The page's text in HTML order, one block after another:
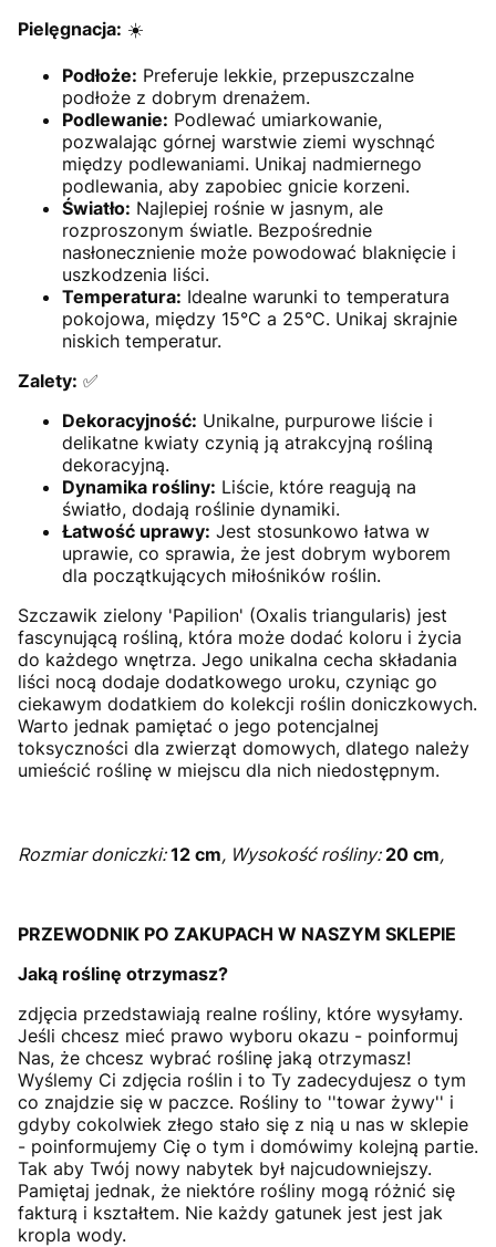
Pielęgnacja: ☀️
Podłoże: Preferuje lekkie, przepuszczalne
podłoże z dobrym drenażem.
Podlewanie: Podlewać umiarkowanie,
pozwalając górnej warstwie ziemi wyschnąć
między podlewaniami. Unikaj nadmiernego
podlewania, aby zapobiec gnicie korzeni.
Światło: Najlepiej rośnie w jasnym, ale
rozproszonym światle. Bezpośrednie
nasłonecznienie może powodować blaknięcie i
uszkodzenia liści.
Temperatura: Idealne warunki to temperatura
pokojowa, między 15°C a 25°C. Unikaj skrajnie
niskich temperatur.
Zalety: ✅
Dekoracyjność: Unikalne, purpurowe liście i
delikatne kwiaty czynią ją atrakcyjną rośliną
dekoracyjną.
Dynamika rośliny: Liście, które reagują na
światło, dodają roślinie dynamiki.
Łatwość uprawy: Jest stosunkowo łatwa w
uprawie, co sprawia, że jest dobrym wyborem
dla początkujących miłośników roślin.
Szczawik zielony 'Papilion' (Oxalis triangularis) jest
fascynującą rośliną, która może dodać koloru i życia
do każdego wnętrza. Jego unikalna cecha składania
liści nocą dodaje dodatkowego uroku, czyniąc go
ciekawym dodatkiem do kolekcji roślin doniczkowych.
Warto jednak pamiętać o jego potencjalnej
toksyczności dla zwierząt domowych, dlatego należy
umieścić roślinę w miejscu dla nich niedostępnym.
Rozmiar doniczki:12 cm, Wysokość rośliny:20 cm,
PRZEWODNIK PO ZAKUPACH W NASZYM SKLEPIE
Jaką roślinę otrzymasz?
zdjęcia przedstawiają realne rośliny, które wysyłamy.
Jeśli chcesz mieć prawo wyboru okazu - poinformuj
Nas, że chcesz wybrać roślinę jaką otrzymasz!
Wyślemy Ci zdjęcia roślin i to Ty zadecydujesz o tym
co znajdzie się w paczce. Rośliny to ''towar żywy'' i
gdyby cokolwiek złego stało się z nią u nas w sklepie
- poinformujemy Cię o tym i domówimy kolejną partie.
Tak aby Twój nowy nabytek był najcudowniejszy.
Pamiętaj jednak, że niektóre rośliny mogą różnić się
fakturą i kształtem. Nie każdy gatunek jest jest jak
kropla wody.